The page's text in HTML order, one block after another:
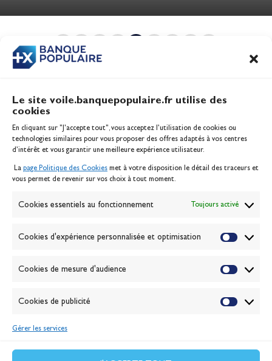
Le site voile.banquepopulaire.fr utilise des
cookies
En cliquant sur "J'accepte tout", vous acceptez l’utilisation de cookies ou
technologies similaires pour vous proposer des offres adaptés à vos centres
d’intérêt et vous garantir une meilleure expérience utilisateur.
La page Politique des Cookies met à votre disposition le détail des traceurs et
vous permet de revenir sur vos choix à tout moment.
Cookies essentiels au fonctionnement Toujours activé
Cookies d'expérience personnalisée et optimisation
Cookies de mesure d'audience
Cookies de publicité
Gérer les services
1 …
Inscription serveur média
Contact
Politique des cookies
Banque de la voile
Passion Voile TV
ABONNEZ-VOUS